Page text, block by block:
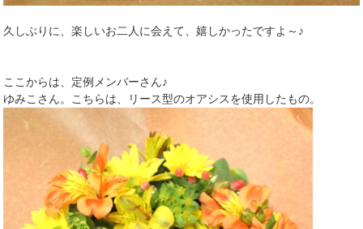
久しぶりに、楽しいお二人に会えて、嬉しかったですよ～♪
ここからは、定例メンバーさん♪
ゆみこさん。こちらは、リース型のオアシスを使用したもの。